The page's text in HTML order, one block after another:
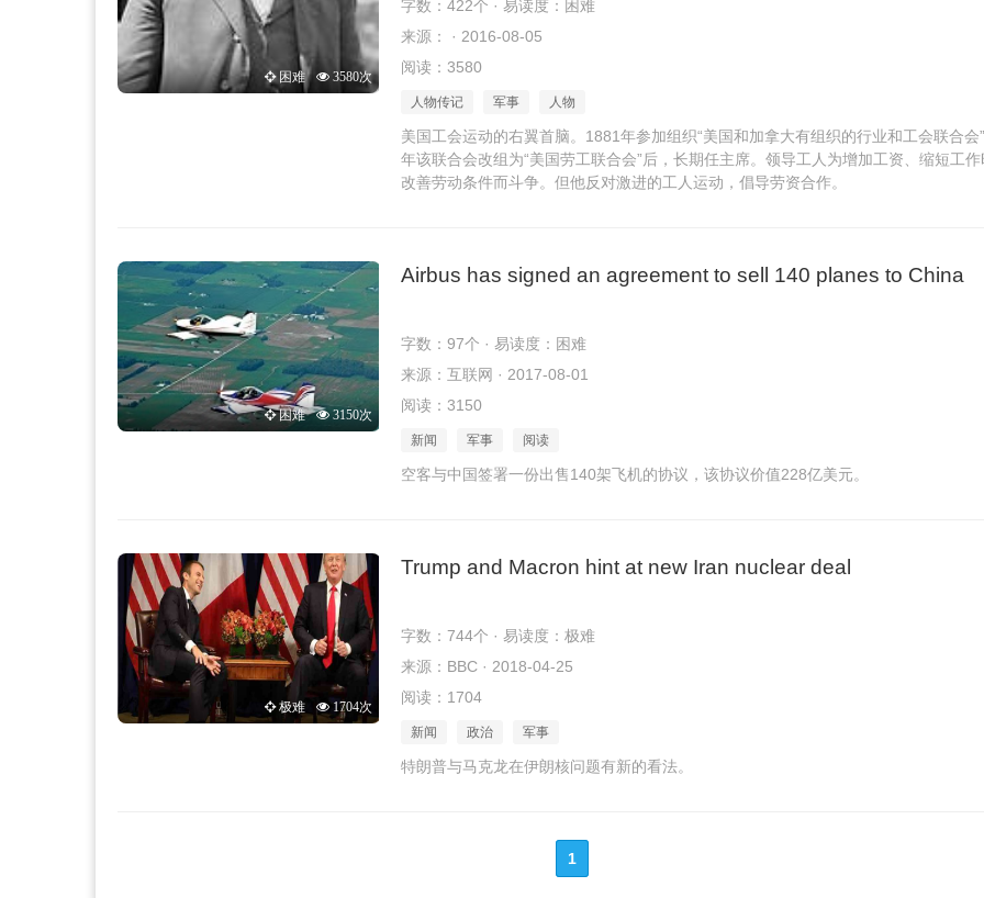
困难 3580次
字数：422个 · 易读度：困难
来源： · 2016-08-05
阅读：3580
人物传记 军事 人物
美国工会运动的右翼首脑。1881年参加组织“美国和加拿大有组织的行业和工会联合会
年该联合会改组为“美国劳工联合会”后，长期任主席。领导工人为增加工资、缩短工作
改善劳动条件而斗争。但他反对激进的工人运动，倡导劳资合作。
困难 3150次
Airbus has signed an agreement to sell 140 planes to China
字数：97个 · 易读度：困难
来源：互联网 · 2017-08-01
阅读：3150
新闻 军事 阅读
空客与中国签署一份出售140架飞机的协议，该协议价值228亿美元。
极难 1704次
Trump and Macron hint at new Iran nuclear deal
字数：744个 · 易读度：极难
来源：BBC · 2018-04-25
阅读：1704
新闻 政治 军事
特朗普与马克龙在伊朗核问题有新的看法。
1